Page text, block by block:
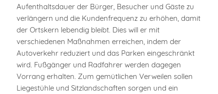
Aufenthaltsdauer der Bürger, Besucher und Gäste zu
verlängern und die Kundenfrequenz zu erhöhen, damit
der Ortskern lebendig bleibt. Dies will er mit
verschiedenen Maßnahmen erreichen, indem der
Autoverkehr reduziert und das Parken eingeschränkt
wird. Fußgänger und Radfahrer werden dagegen
Vorrang erhalten. Zum gemütlichen Verweilen sollen
Liegestühle und Sitzlandschaften sorgen und ein